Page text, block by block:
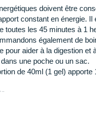
doivent être
constant en énergie.
toutes les 45 minutes à 1
également de
pour aider à la digestion et
une poche ou un sac.
de 40ml (1 gel) apporte
sirop deglucose